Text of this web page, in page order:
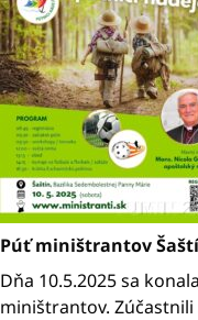
Púť miništrantov
Dňa 10.5.2025 sa
miništrantov.